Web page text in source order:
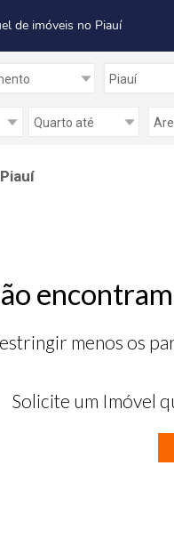
de imóveis no Piauí
menos os
Solicite um Imóvel